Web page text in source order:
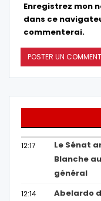
Enregistrez mon
dans ce
commenterai.
12:17
Le Sénat
Blanche
général
12:14
Abelardo